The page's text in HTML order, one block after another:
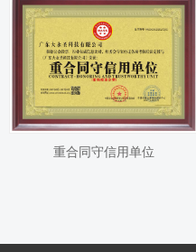
重合同守信用单位